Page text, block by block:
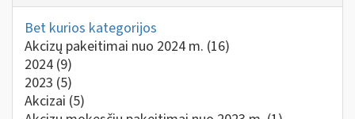
Bet kurios kategorijos
Akcizų pakeitimai nuo 2024 m. (16)
2024 (9)
2023 (5)
Akcizai (5)